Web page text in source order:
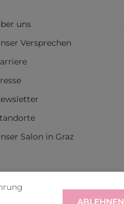
uns
Versprechen
Salon in Graz
ABLEHNEN